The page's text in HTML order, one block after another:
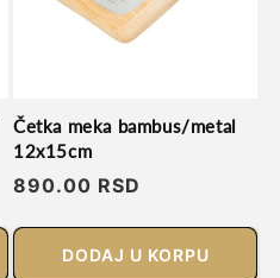
Četka meka bambus/metal
12x15cm
Regularna
890.00 RSD
DODAJ U KORPU